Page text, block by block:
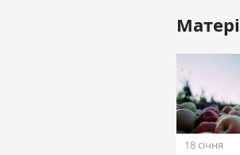
18 січня